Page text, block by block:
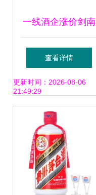
一线酒企涨价剑南
春吃力跟风，业内
称底气不足已难回
一线——酒类经营
的现实困局
查看详情
更新时间：2026-08-06
21:49:29